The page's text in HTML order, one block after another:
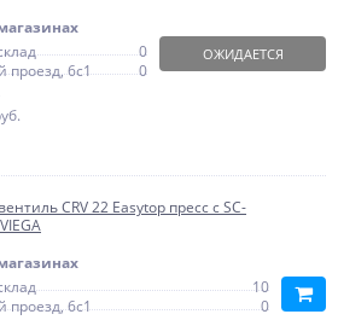
0
проезд, 6с1
0
ОЖИДАЕТСЯ
CRV 22 Easytop пресс с SC-
10
проезд, 6с1
0